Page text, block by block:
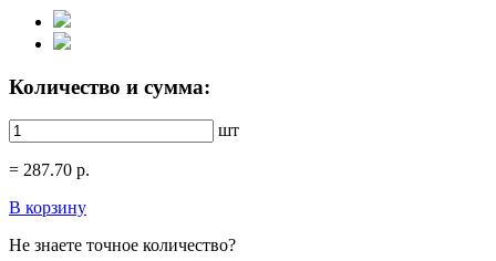
Количество и сумма:
шт
= 287.70 р.
В корзину
Не знаете точное количество?